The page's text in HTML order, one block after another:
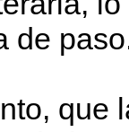
de
que